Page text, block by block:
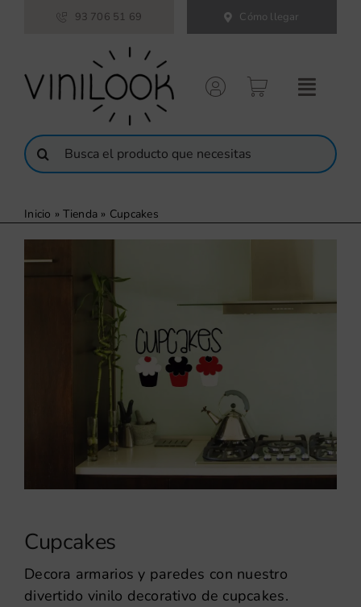
93 706 51 69 Cómo llegar
Buscar:
Inicio »Tienda » Cupcakes
Cupcakes
Decora armarios y paredes con nuestro
divertido vinilo decorativo de cupcakes.